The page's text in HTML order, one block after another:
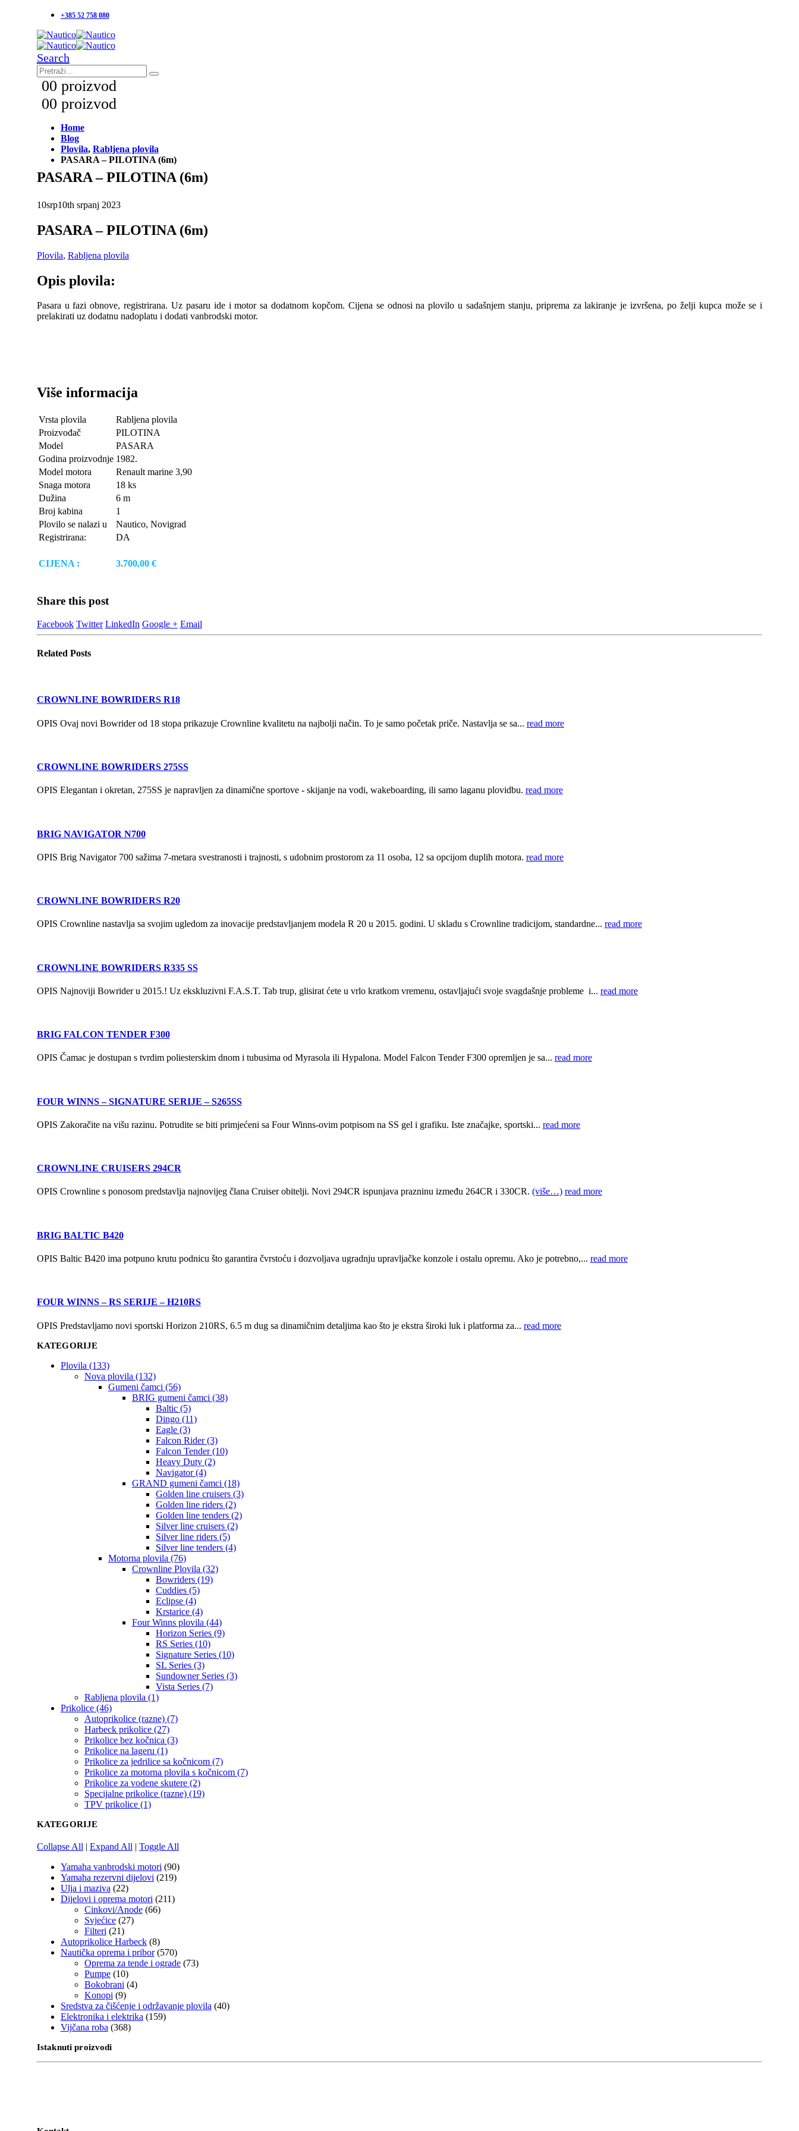
+385 52 758 080
Search
00 proizvod
00 proizvod
Home
Blog
Plovila, Rabljena plovila
PASARA – PILOTINA (6m)
PASARA – PILOTINA (6m)
10srp10th srpanj 2023
PASARA – PILOTINA (6m)
Plovila, Rabljena plovila
Opis plovila:
Pasara u fazi obnove, registrirana. Uz pasaru ide i motor sa dodatnom kopčom. Cijena se odnosi na plovilo u sadašnjem stanju, priprema za lakiranje je izvršena, po želji kupca može se i
prelakirati uz dodatnu nadoplatu i dodati vanbrodski motor.
Više informacija
Vrsta plovila
Rabljena plovila
Proizvođač
PILOTINA
Model
PASARA
Godina proizvodnje 1982.
Model motora
Renault marine 3,90
Snaga motora
18 ks
Dužina
6 m
Broj kabina
1
Plovilo se nalazi u
Nautico, Novigrad
Registrirana:
DA
CIJENA : 3.700,00 €
Share this post
Facebook Twitter LinkedIn Google + Email
Related Posts
CROWNLINE BOWRIDERS R18
OPIS Ovaj novi Bowrider od 18 stopa prikazuje Crownline kvalitetu na najbolji način. To je samo početak priče. Nastavlja se sa... read more
CROWNLINE BOWRIDERS 275SS
OPIS Elegantan i okretan, 275SS je napravljen za dinamične sportove - skijanje na vodi, wakeboarding, ili samo laganu plovidbu. read more
BRIG NAVIGATOR N700
OPIS Brig Navigator 700 sažima 7-metara svestranosti i trajnosti, s udobnim prostorom za 11 osoba, 12 sa opcijom duplih motora. read more
CROWNLINE BOWRIDERS R20
OPIS Crownline nastavlja sa svojim ugledom za inovacije predstavljanjem modela R 20 u 2015. godini. U skladu s Crownline tradicijom, standardne... read more
CROWNLINE BOWRIDERS R335 SS
OPIS Najnoviji Bowrider u 2015.! Uz ekskluzivni F.A.S.T. Tab trup, glisirat ćete u vrlo kratkom vremenu, ostavljajući svoje svagdašnje probleme i... read more
BRIG FALCON TENDER F300
OPIS Čamac je dostupan s tvrdim poliesterskim dnom i tubusima od Myrasola ili Hypalona. Model Falcon Tender F300 opremljen je sa... read more
FOUR WINNS – SIGNATURE SERIJE – S265SS
OPIS Zakoračite na višu razinu. Potrudite se biti primjećeni sa Four Winns-ovim potpisom na SS gel i grafiku. Iste značajke, sportski... read more
CROWNLINE CRUISERS 294CR
OPIS Crownline s ponosom predstavlja najnovijeg člana Cruiser obitelji. Novi 294CR ispunjava prazninu između 264CR i 330CR. (više…) read more
BRIG BALTIC B420
OPIS Baltic B420 ima potpuno krutu podnicu što garantira čvrstoću i dozvoljava ugradnju upravljačke konzole i ostalu opremu. Ako je potrebno,... read more
FOUR WINNS – RS SERIJE – H210RS
OPIS Predstavljamo novi sportski Horizon 210RS, 6.5 m dug sa dinamičnim detaljima kao što je ekstra široki luk i platforma za... read more
KATEGORIJE
Plovila (133)
Nova plovila (132)
Gumeni čamci (56)
BRIG gumeni čamci (38)
Baltic (5)
Dingo (11)
Eagle (3)
Falcon Rider (3)
Falcon Tender (10)
Heavy Duty (2)
Navigator (4)
GRAND gumeni čamci (18)
Golden line cruisers (3)
Golden line riders (2)
Golden line tenders (2)
Silver line cruisers (2)
Silver line riders (5)
Silver line tenders (4)
Motorna plovila (76)
Crownline Plovila (32)
Bowriders (19)
Cuddies (5)
Eclipse (4)
Krstarice (4)
Four Winns plovila (44)
Horizon Series (9)
RS Series (10)
Signature Series (10)
SL Series (3)
Sundowner Series (3)
Vista Series (7)
Rabljena plovila (1)
Prikolice (46)
Autoprikolice (razne) (7)
Harbeck prikolice (27)
Prikolice bez kočnica (3)
Prikolice na lageru (1)
Prikolice za jedrilice sa kočnicom (7)
Prikolice za motorna plovila s kočnicom (7)
Prikolice za vodene skutere (2)
Specijalne prikolice (razne) (19)
TPV prikolice (1)
KATEGORIJE
Collapse All | Expand All | Toggle All
Yamaha vanbrodski motori (90)
Yamaha rezervni dijelovi (219)
Ulja i maziva (22)
Dijelovi i oprema motori (211)
Cinkovi/Anode (66)
Svjećice (27)
Filteri (21)
Autoprikolice Harbeck (8)
Nautička oprema i pribor (570)
Oprema za tende i ograde (73)
Pumpe (10)
Bokobrani (4)
Konopi (9)
Sredstva za čišćenje i održavanje plovila (40)
Elektronika i elektrika (159)
Vijčana roba (368)
Istaknuti proizvodi